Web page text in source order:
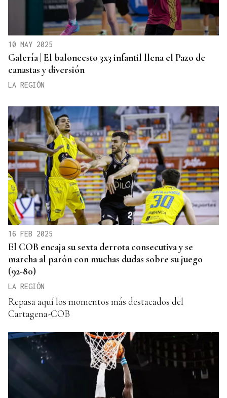
10 MAY 2025
Galería | El baloncesto 3x3 infantil llena el Pazo de
canastas y diversión
LA REGIÓN
16 FEB 2025
El COB encaja su sexta derrota consecutiva y se
marcha al parón con muchas dudas sobre su juego
(92-80)
LA REGIÓN
Repasa aquí los momentos más destacados del
Cartagena-COB